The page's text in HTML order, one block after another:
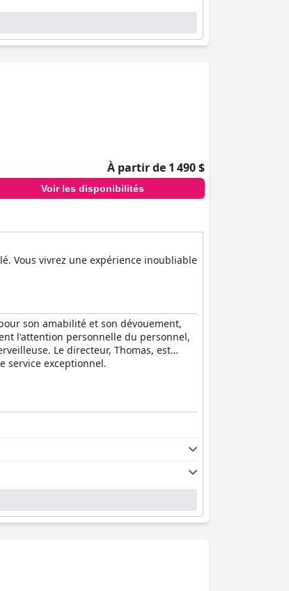
À partir de 1 490 $
Voir les disponibilités
Vous vivrez une expérience inoubliable
son amabilité et son dévouement,
l'attention personnelle du personnel,
Le directeur, Thomas, est
service exceptionnel.